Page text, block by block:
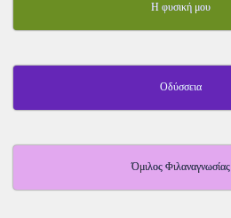
Η φυσική μου
Οδύσσεια
Όμιλος Φιλαναγνωσίας